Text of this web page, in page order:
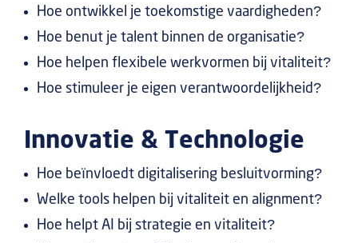
Hoe ontwikkel je toekomstige vaardigheden?
Hoe benut je talent binnen de organisatie?
Hoe helpen flexibele werkvormen bij vitaliteit?
Hoe stimuleer je eigen verantwoordelijkheid?
Innovatie & Technologie
Hoe beïnvloedt digitalisering besluitvorming?
Welke tools helpen bij vitaliteit en alignment?
Hoe helpt AI bij strategie en vitaliteit?